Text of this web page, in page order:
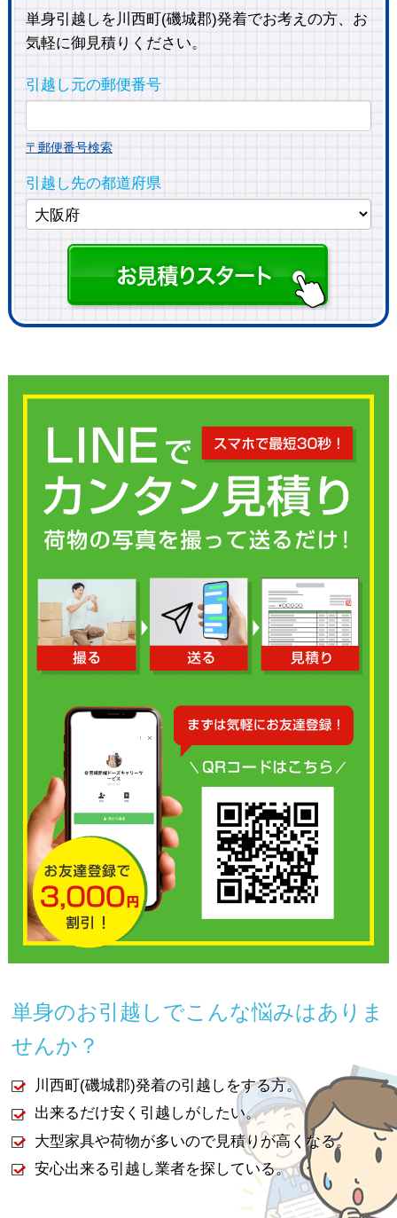
単身引越しを川西町(磯城郡)発着でお考えの方、お
気軽に御見積りください。
引越し元の郵便番号
〒郵便番号検索
引越し先の都道府県
単身のお引越しでこんな悩みはありま
せんか？
川西町(磯城郡)発着の引越しをする方。
出来るだけ安く引越しがしたい。
大型家具や荷物が多いので見積りが高くなる。
安心出来る引越し業者を探している。